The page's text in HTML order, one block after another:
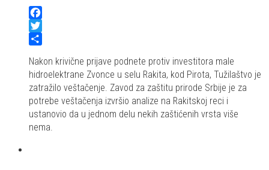
Facebook
Twitter
Nakon krivične prijave podnete protiv investitora male
hidroelektrane Zvonce u selu Rakita, kod Pirota, Tužilaštvo je
zatražilo veštačenje. Zavod za zaštitu prirode Srbije je za
potrebe veštačenja izvršio analize na Rakitskoj reci i
ustanovio da u jednom delu nekih zaštićenih vrsta više
nema.